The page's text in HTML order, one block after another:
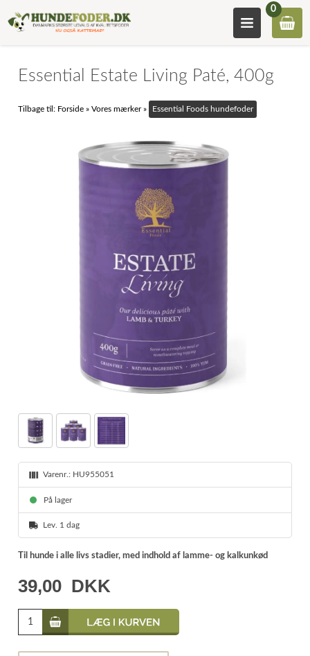
0
Essential Estate Living Paté, 400g
Tilbage til: Forside »Vores mærker» Essential Foods hundefoder
Varenr.: HU955051
På lager
Lev. 1 dag
Til hunde i alle livs stadier, med indhold af lamme- og kalkunkød
39,00 DKK